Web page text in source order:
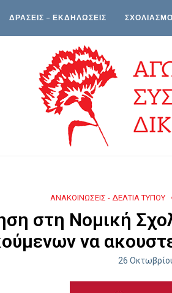
ΔΡΑΣΕΙΣ – ΕΚΔΗΛΩΣΕΙΣ
ΑΝΑΚΟΙΝΩΣΕΙΣ - ΔΕΛΤΙΑ ΤΥΠΟΥ
στη Νομική
να
26